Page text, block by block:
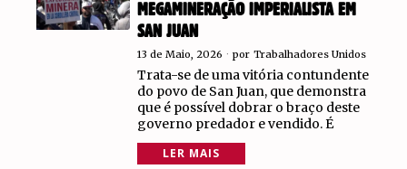
MEGAMINERAÇÃO IMPERIALISTA EM
SAN JUAN
13 de Maio, 2026 por Trabalhadores Unidos
Trata-se de uma vitória contundente
do povo de San Juan, que demonstra
que é possível dobrar o braço deste
governo predador e vendido. É
LER MAIS